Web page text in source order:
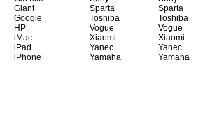
Giant
Google
HP
iMac
iPad
iPhone
Sparta
Toshiba
Vogue
Xiaomi
Yanec
Yamaha
Sparta
Toshiba
Vogue
Xiaomi
Yanec
Yamaha